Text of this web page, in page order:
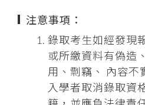
注意事項：
錄取考生如經發現
或所繳資料有偽造
用、剽竊、 內容不
入學者取消錄取資